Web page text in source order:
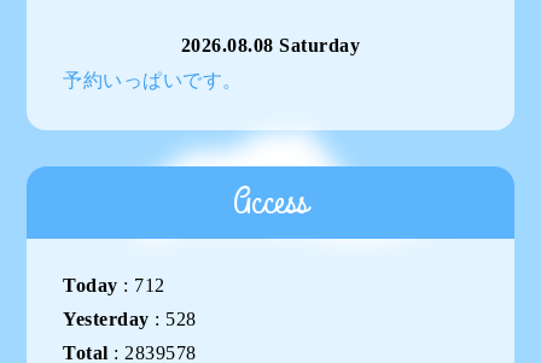
2026.08.08 Saturday
予約いっぱいです。
Access
Today : 712
Yesterday : 528
Total : 2839578